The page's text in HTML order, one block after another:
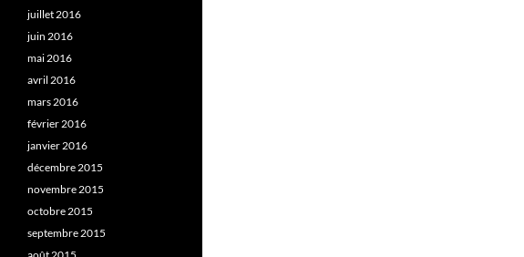
juillet 2016
juin 2016
mai 2016
avril 2016
mars 2016
février 2016
janvier 2016
décembre 2015
novembre 2015
octobre 2015
septembre 2015